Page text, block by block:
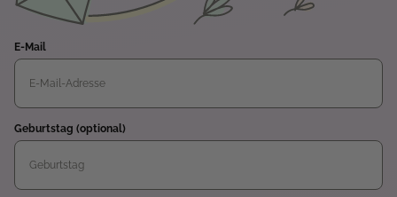
E-Mail
Geburtstag (optional)